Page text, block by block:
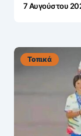
7 Αυγούστου
Τοπικά